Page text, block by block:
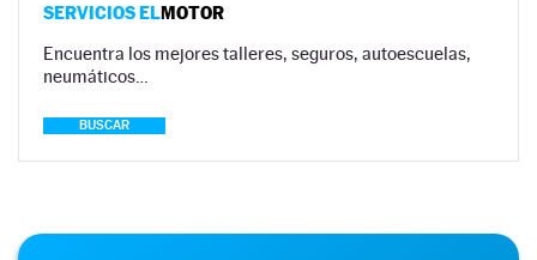
SERVICIOS ELMOTOR
Encuentra los mejores talleres, seguros, autoescuelas,
neumáticos…
BUSCAR